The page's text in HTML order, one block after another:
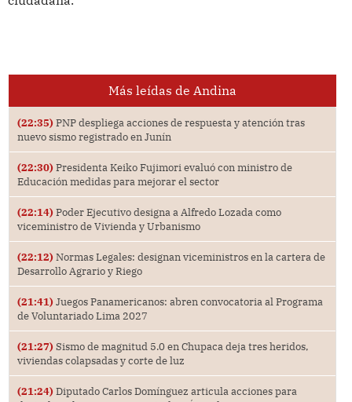
Más leídas de Andina
(22:35) PNP despliega acciones de respuesta y atención tras
nuevo sismo registrado en Junín
(22:30) Presidenta Keiko Fujimori evaluó con ministro de
Educación medidas para mejorar el sector
(22:14) Poder Ejecutivo designa a Alfredo Lozada como
viceministro de Vivienda y Urbanismo
(22:12) Normas Legales: designan viceministros en la cartera de
Desarrollo Agrario y Riego
(21:41) Juegos Panamericanos: abren convocatoria al Programa
de Voluntariado Lima 2027
(21:27) Sismo de magnitud 5.0 en Chupaca deja tres heridos,
viviendas colapsadas y corte de luz
(21:24) Diputado Carlos Domínguez articula acciones para